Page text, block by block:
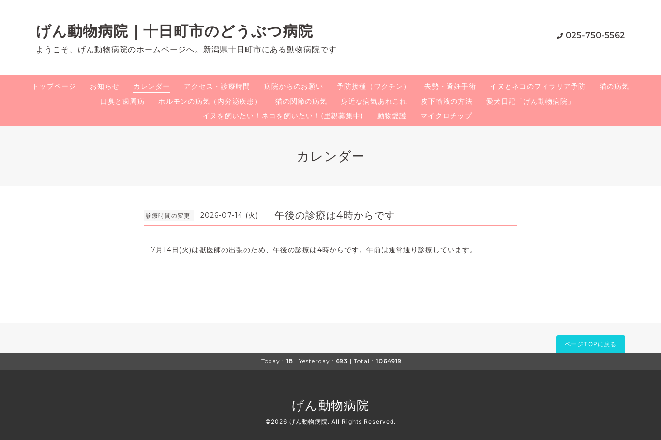
げん動物病院｜十日町市のどうぶつ病院
ようこそ、げん動物病院のホームページへ。新潟県十日町市にある動物病院です
025-750-5562
トップページ お知らせ カレンダー アクセス・診療時間 病院からのお願い 予防接種（ワクチン） 去勢・避妊手術 イヌとネコのフィラリア予防
猫の病気
口臭と歯周病
ホルモンの病気（内分泌疾患） 猫の関節の病気 身近な病気あれこれ 皮下輸液の方法
愛犬日記「げん動物病院」
イヌを飼いたい！ネコを飼いたい！(里親募集中)
動物愛護 マイクロチップ
カレンダー
診療時間の変更 2026-07-14 (火) 午後の診療は4時からです
7月14日(火)は獣医師の出張のため、午後の診療は4時からです。午前は通常通り診療しています。
ページTOPに戻る
Today : 18 | Yesterday : 693 | Total : 1064919
げん動物病院
©2026 げん動物病院. All Rights Reserved.